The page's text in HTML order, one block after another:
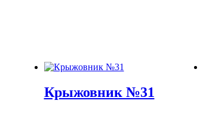
Крыжовник №31